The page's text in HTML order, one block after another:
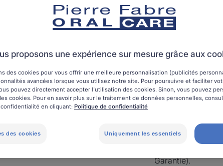
COSMÉTIQUE
Prends soin des
Soyez le premier
Un bain de
la sensibilité
attaques
Des dents 4 fois
Sans alcool.
Garantie).
proposons une expérience sur mesure grâce aux
des cookies pour vous offrir une meilleure personnalisation (publicités
avancées lorsque vous utilisez notre site. Pour poursuivre et faciliter
pouvez directement accepter l'utilisation des cookies. Sinon, vous pouvez
cookies. Pour en savoir plus sur le traitement de données personnelles,
en cliquant: Politique de confidentialité
des cookies Uniquement les essentiels